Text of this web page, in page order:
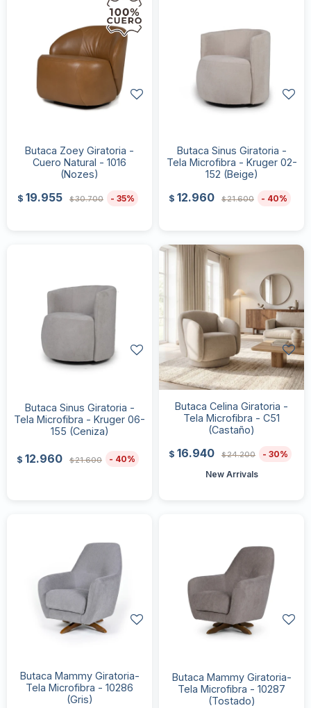
Butaca Zoey Giratoria -
Cuero Natural - 1016
(Nozes)
$ 19.955 $30.700 35
Butaca Sinus Giratoria -
Tela Microfibra - Kruger 02-
152 (Beige)
$ 12.960 $21.600 40
Butaca Sinus Giratoria -
Tela Microfibra - Kruger 06-
155 (Ceniza)
$ 12.960 $21.600 40
Butaca Celina Giratoria -
Tela Microfibra - C51
(Castaño)
$ 16.940 $24.200
30
New Arrivals
Butaca Mammy Giratoria-
Tela Microfibra - 10286
(Gris)
Butaca Mammy Giratoria-
Tela Microfibra - 10287
(Tostado)